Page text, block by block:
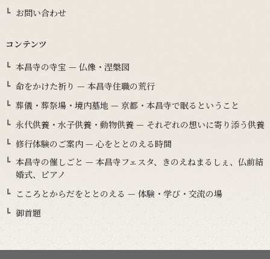
お問い合わせ
コンテンツ
本昌寺の寺宝 — 仏像・涅槃図
命をかけた祈り — 本昌寺住職の荒行
葬儀・葬祭場・境内墓地 — 京都・本昌寺で眠るということ
永代供養・水子供養・動物供養 — それぞれの想いに寄り添う供養
修行体験のご案内 — 心をととのえる時間
本昌寺の催しごと — 本昌寺フェスタ、きのえねまるしぇ、仏前結
婚式、ピアノ
こころとからだをととのえる — 体験・学び・交流の場
御首題